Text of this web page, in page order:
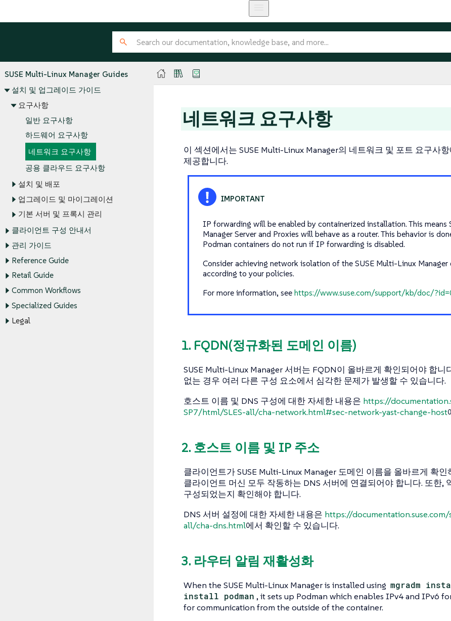
SUSE Multi-Linux Manager Guides
설치 및 업그레이드 가이드
요구사항
일반 요구사항
하드웨어 요구사항
네트워크 요구사항
공용 클라우드 요구사항
설치 및 배포
업그레이드 및 마이그레이션
기본 서버 및 프록시 관리
클라이언트 구성 안내서
관리 가이드
Reference Guide
Retail Guide
Common Workflows
Specialized Guides
Legal
네트워크 요구사항
이 섹션에서는 SUSE Multi-Linux Manager의 네트워크 및 포트 요구사
제공합니다.
IP forwarding will be enabled by containerized installation. This means
Manager Server and Proxies will behave as a router. This behavior is
Podman containers do not run if IP forwarding is disabled.
Consider achieving network isolation of the SUSE Multi-Linux Manager
according to your policies.
For more information, seehttps://www.suse.com/support/kb/doc/
1. FQDN(정규화된 도메인 이름)
SUSE Multi-Linux Manager 서버는 FQDN이 올바르게 확인되어야 합니
없는 경우 여러 다른 구성 요소에서 심각한 문제가 발생할 수 있습니다.
호스트 이름 및 DNS 구성에 대한 자세한 내용은 https://
SP7/html/SLES-all/cha-network.html#sec-network-yast-change-host
2. 호스트 이름 및 IP 주소
클라이언트가 SUSE Multi-Linux Manager 도메인 이름을 올바르게 확
클라이언트 머신 모두 작동하는 DNS 서버에 연결되어야 합니다. 또한,
구성되었는지 확인해야 합니다.
DNS 서버 설정에 대한 자세한 내용은 https://
all/cha-dns.html에서 확인할 수 있습니다.
3. 라우터 알림 재활성화
When the SUSE Multi-Linux Manager is installed using mgradm
install podman , it sets up Podman which enables IPv4 and IPv6
for communication from the outside of the container.